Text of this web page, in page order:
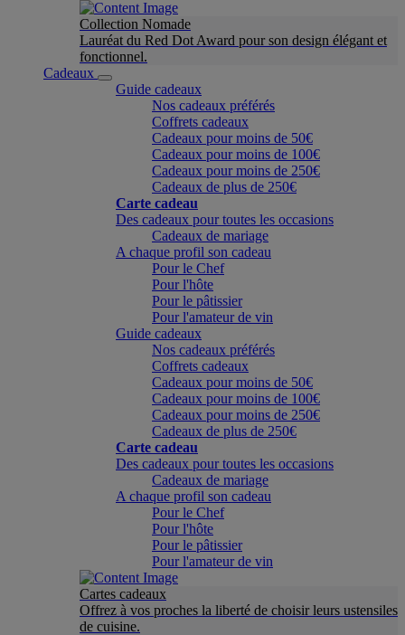
Collection Nomade
Lauréat du Red Dot Award pour son design élégant et
fonctionnel.
Cadeaux
Guide cadeaux
Nos cadeaux préférés
Coffrets cadeaux
Cadeaux pour moins de 50€
Cadeaux pour moins de 100€
Cadeaux pour moins de 250€
Cadeaux de plus de 250€
Carte cadeau
Des cadeaux pour toutes les occasions
Cadeaux de mariage
A chaque profil son cadeau
Pour le Chef
Pour l'hôte
Pour le pâtissier
Pour l'amateur de vin
Guide cadeaux
Nos cadeaux préférés
Coffrets cadeaux
Cadeaux pour moins de 50€
Cadeaux pour moins de 100€
Cadeaux pour moins de 250€
Cadeaux de plus de 250€
Carte cadeau
Des cadeaux pour toutes les occasions
Cadeaux de mariage
A chaque profil son cadeau
Pour le Chef
Pour l'hôte
Pour le pâtissier
Pour l'amateur de vin
Cartes cadeaux
Offrez à vos proches la liberté de choisir leurs ustensiles
de cuisine.